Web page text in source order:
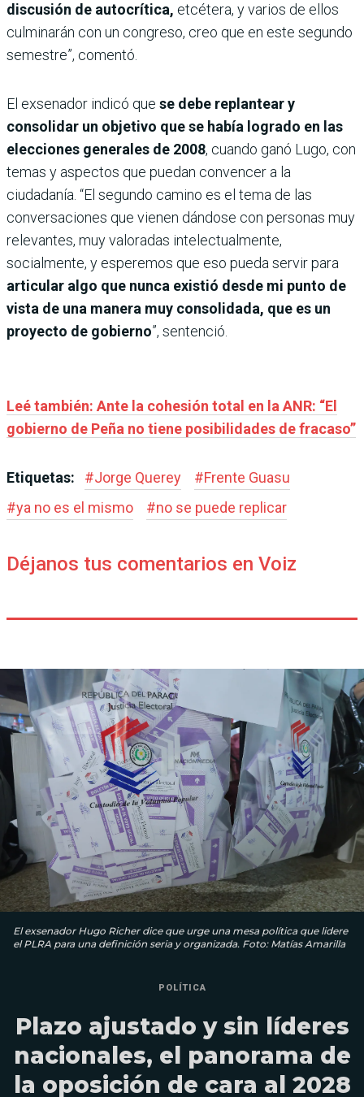
discusión de autocrítica, etcétera, y varios de ellos
culminarán con un congreso, creo que en este segundo
semestre”, comentó.
El exsenador indicó que se debe replantear y
consolidar un objetivo que se había logrado en las
elecciones generales de 2008, cuando ganó Lugo, con
temas y aspectos que puedan convencer a la
ciudadanía. “El segundo camino es el tema de las
conversaciones que vienen dándose con personas muy
relevantes, muy valoradas intelectualmente,
socialmente, y esperemos que eso pueda servir para
articular algo que nunca existió desde mi punto de
vista de una manera muy consolidada, que es un
proyecto de gobierno”, sentenció.
Leé también: Ante la cohesión total en la ANR: “El
gobierno de Peña no tiene posibilidades de fracaso”
Etiquetas: #Jorge Querey #Frente Guasu
#ya no es el mismo #no se puede replicar
Déjanos tus comentarios en Voiz
El exsenador Hugo Richer dice que urge una mesa política que lidere
el PLRA para una definición seria y organizada. Foto: Matías Amarilla
POLÍTICA
Plazo ajustado y sin líderes
nacionales, el panorama de
la oposición de cara al 2028